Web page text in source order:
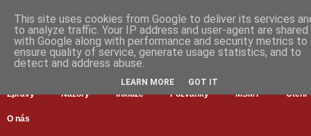
Zprávy Názory Inkluze Pozvánky MŠMT Čtení
O nás
This site uses cookies from Google to deliver its services
to analyze traffic. Your IP address and user-agent are shared
with Google along with performance and security metrics to
ensure quality of service, generate usage statistics, and to
detect and address abuse.
LEARN MORE GOT IT